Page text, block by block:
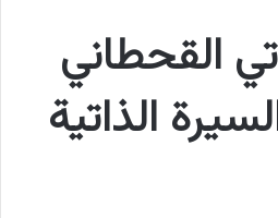
القحطاني
الذاتية